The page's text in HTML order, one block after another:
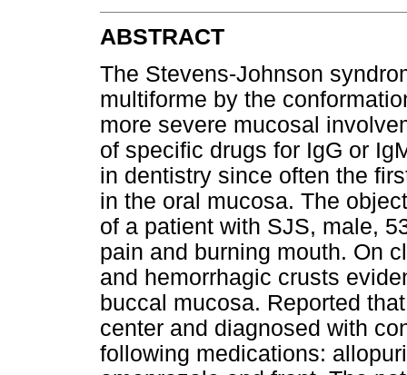
ABSTRACT
The Stevens-Johnson
multiforme by the
more severe mucosal
of specific drugs for IgG or
in dentistry since often the
in the oral mucosa. The
of a patient with SJS, male,
pain and burning mouth. On
and hemorrhagic crusts
buccal mucosa. Reported
center and diagnosed with
following medications: